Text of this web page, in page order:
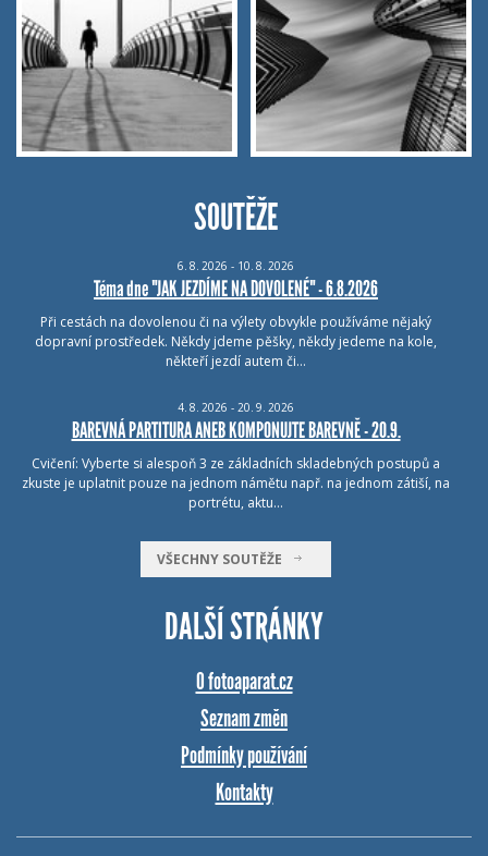
SOUTĚŽE
6. 8. 2026 - 10. 8. 2026
Téma dne "JAK JEZDÍME NA DOVOLENÉ" - 6.8.2026
Při cestách na dovolenou či na výlety obvykle používáme nějaký
dopravní prostředek. Někdy jdeme pěšky, někdy jedeme na kole,
někteří jezdí autem či…
4. 8. 2026 - 20. 9. 2026
BAREVNÁ PARTITURA ANEB KOMPONUJTE BAREVNĚ - 20.9.
Cvičení: Vyberte si alespoň 3 ze základních skladebných postupů a
zkuste je uplatnit pouze na jednom námětu např. na jednom zátiší, na
portrétu, aktu…
VŠECHNY SOUTĚŽE
DALŠÍ STRÁNKY
O fotoaparat.cz
Seznam změn
Podmínky používání
Kontakty